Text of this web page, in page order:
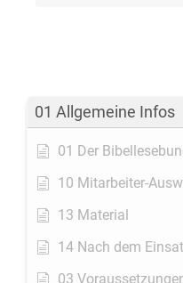
01 Allgemeine Infos
01 Der
10 Mitarbeiter-
13 Material
14 Nach dem
03